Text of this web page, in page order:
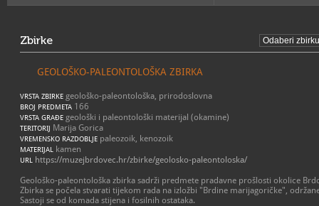
Zbirke
GEOLOŠKO-PALEONTOLOŠKA ZBIRKA
VRSTA ZBIRKE geološko-paleontološka, prirodoslovna
BROJ PREDMETA 166
VRSTA GRAĐE geološki i paleontološki materijal (okamine)
TERITORIJ Marija Gorica
VREMENSKO RAZDOBLJE paleozoik, kenozoik
MATERIJAL kamen
URL https://muzejbrdovec.hr/zbirke/geolosko-paleontoloska/
Geološko-paleontološka zbirka sadrži predmete pradavne prošlosti okolice
Zbirka se počela stvarati tijekom rada na izložbi "Brdine marijagoričke",
Sastoji se od komada stijena i fosilnih ostataka.